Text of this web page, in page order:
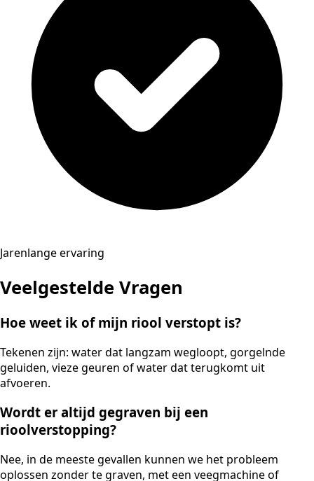
Jarenlange ervaring
Veelgestelde Vragen
Hoe weet ik of mijn riool verstopt is?
Tekenen zijn: water dat langzam wegloopt, gorgelnde
geluiden, vieze geuren of water dat terugkomt uit
afvoeren.
Wordt er altijd gegraven bij een
rioolverstopping?
Nee, in de meeste gevallen kunnen we het probleem
oplossen zonder te graven, met een veegmachine of